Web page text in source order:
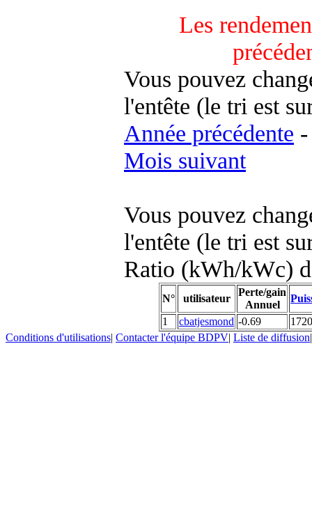
Les
Vous pouvez
l'entête (le tri est
Année précédente -
Mois suivant
Vous pouvez
l'entête (le tri est
Ratio (kWh/kWc)
N° utilisateur
Perte/gain
Annuel
1
cbatjesmond -0.69
1720
Conditions d'utilisations| Contacter l'équipe BDPV| Liste de diffusion